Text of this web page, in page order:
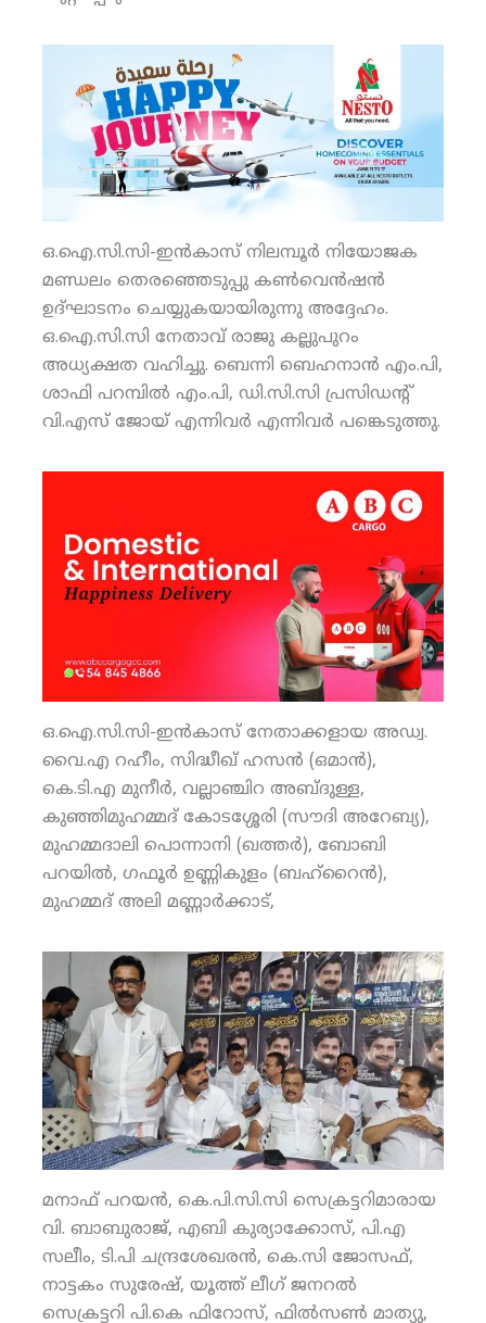
ഒ.ഐ.സി.സി-ഇന്‍കാസ് നിലമ്പൂര്‍ നിയോജക
മണ്ഡലം തെരഞ്ഞെടുപ്പു കണ്‍വെന്‍ഷന്‍
ഉദ്ഘാടനം ചെയ്യുകയായിരുന്നു അദ്ദേഹം.
ഒ.ഐ.സി.സി നേതാവ് രാജു കല്ലുപുറം
അധ്യക്ഷത വഹിച്ചു. ബെന്നി ബെഹനാന്‍ എം.പി,
ശാഫി പറമ്പില്‍ എം.പി, ഡി.സി.സി പ്രസിഡന്റ്
വി.എസ് ജോയ് എന്നിവര്‍ എന്നിവര്‍ പങ്കെടുത്തു.
ഒ.ഐ.സി.സി-ഇന്‍കാസ് നേതാക്കളായ അഡ്വ.
വൈ.എ റഹീം, സിദ്ധീഖ് ഹസന്‍ (ഒമാന്‍),
കെ.ടി.എ മുനീര്‍, വല്ലാഞ്ചിറ അബ്ദുള്ള,
കുഞ്ഞിമുഹമ്മദ് കോടശ്ശേരി (സൗദി അറേബ്യ),
മുഹമ്മദാലി പൊന്നാനി (ഖത്തര്‍), ബോബി
പറയില്‍, ഗഫൂര്‍ ഉണ്ണികുളം (ബഹ്‌റൈന്‍),
മുഹമ്മദ് അലി മണ്ണാര്‍ക്കാട്,
മനാഫ് പറയന്‍, കെ.പി.സി.സി സെക്രട്ടറിമാരായ
വി. ബാബുരാജ്, എബി കുര്യാക്കോസ്, പി.എ
സലീം, ടി.പി ചന്ദ്രശേഖരന്‍, കെ.സി ജോസഫ്,
നാട്ടകം സുരേഷ്, യൂത്ത് ലീഗ് ജനറല്‍
സെക്രട്ടറി പി.കെ ഫിറോസ്, ഫില്‍സണ്‍ മാത്യു,